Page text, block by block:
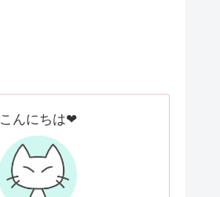
こんにちは❤